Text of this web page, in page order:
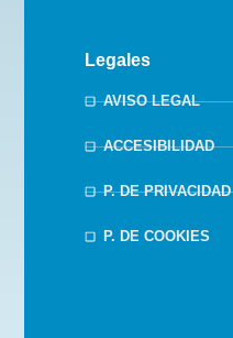
Legales
AVISO LEGAL
ACCESIBILIDAD
P. DE PRIVACIDAD
P. DE COOKIES